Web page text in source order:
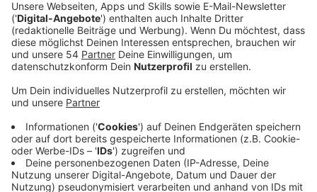
Anzeige
Seit 17 Jahren ist er Stadionsprecher, was er mit
peinlichsten Momente hat er verraten. Welchen
Mannschaft gerne mag. Einige Insider konnte ich Ihm
entlocken.
Anzeige